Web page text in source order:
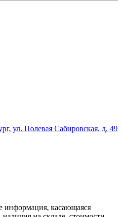
ул. Полевая Сабировская, д. 49
информация, касающаяся